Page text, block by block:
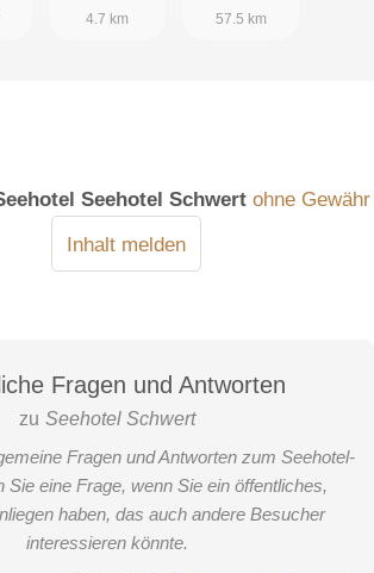
4.7 km
57.5 km
Seehotel Schwert ohne Gewähr
Inhalt melden
Fragen und Antworten
zu Seehotel Schwert
Fragen und Antworten zum Seehotel-
Sie eine Frage, wenn Sie ein öffentliches,
haben, das auch andere Besucher
interessieren könnte.